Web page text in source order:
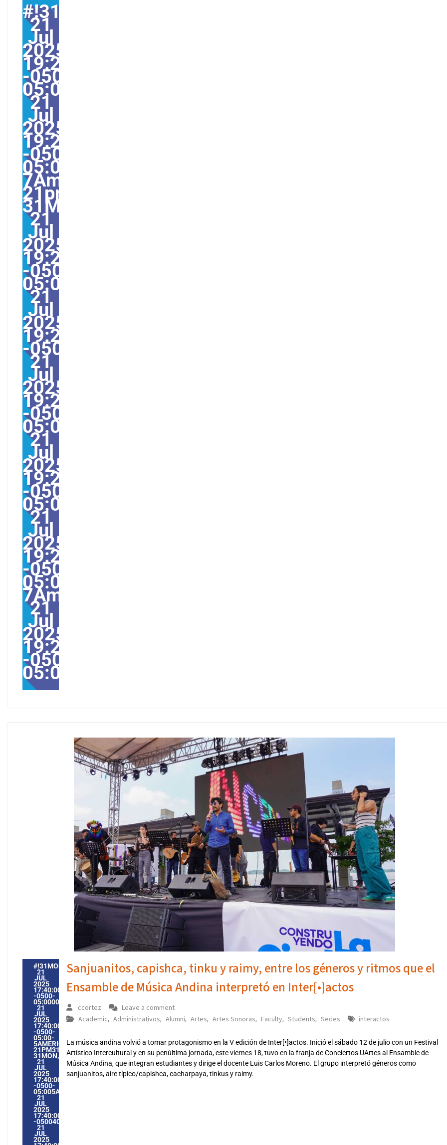
#!31Mon,
21
Jul
2025
19:27:00
-0500-
05:000031#31Mon,
21
Jul
2025
19:27:00
-0500-
05:00-
7America/Guayaquil3131America/
21pm31pm-
31Mon,
21
Jul
2025
19:27:00
-0500-
05:007America/Guayaquil3131America/
21
Jul
2025
19:27:00
-0500277277pmMonday=1010#!31Mon,
21
Jul
2025
19:27:00
-0500-
05:00America/Guayaquil7#21#!31Mon,
21
Jul
2025
19:27:00
-0500-
05:000031#/31Mon,
21
Jul
2025
19:27:00
-0500-
05:00-
7America/Guayaquil3131America/
21
Jul
2025
19:27:00
-0500-
05:00America/Guayaquil7#
#!31MON,
21
JUL
2025
17:40:00
-0500-
05:000031#31MON,
21
JUL
2025
17:40:00
-0500-
05:00-
5AMERICA/GUAYAQUIL3131AMERICA/GUAYAQUIL202531
21PM31PM-
31MON,
21
JUL
2025
17:40:00
-0500-
05:005AMERICA/GUAYAQUIL3131AMERICA/GUAYAQUIL2025312025MON,
21
JUL
2025
17:40:00
-0500405407PMMONDAY=1009#!31MON,
21
JUL
2025
Sanjuanitos, capishca, tinku y raimy, entre los géneros y ritmos que el
Ensamble de Música Andina interpretó en Inter[•]actos
ccortez
Leave a comment
Academic, Administrativos, Alumni, Artes, Artes Sonoras, Faculty, Students, Sedes interactos
La música andina volvió a tomar protagonismo en la V edición de Inter[•]actos. Inició el sábado 12 de julio con un Festival
Artístico Intercultural y en su penúltima jornada, este viernes 18, tuvo en la franja de Conciertos UArtes al Ensamble de
Música Andina, que integran estudiantes y dirige el docente Luis Carlos Moreno. El grupo interpretó géneros como
sanjuanitos, aire típico/capishca, cacharpaya, tinkus y raimy.